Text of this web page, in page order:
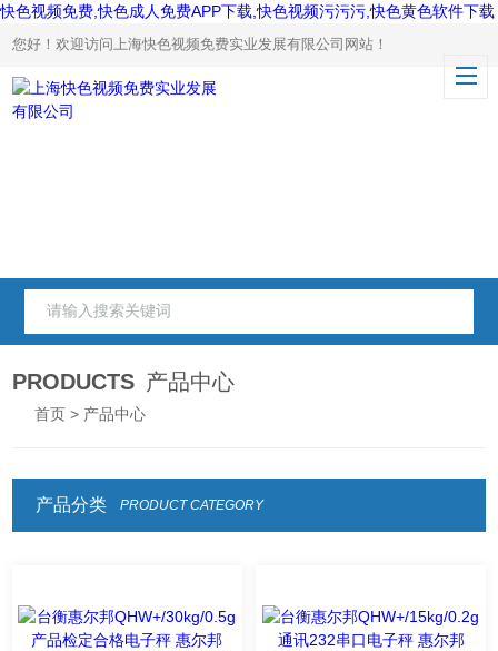
快色视频免费,快色成人免费APP下载,快色视频污污污,快色黄色软件下载
您好！欢迎访问上海快色视频免费实业发展有限公司网站！
PRODUCTS 产品中心
首页 > 产品中心
产品分类 PRODUCT CATEGORY